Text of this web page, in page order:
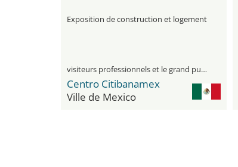
Exposition de construction et logement
visiteurs professionnels et le grand public
Centro Citibanamex
Ville de Mexico